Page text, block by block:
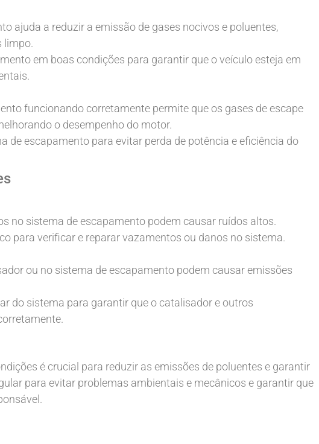
ajuda a reduzir a emissão de gases nocivos e poluentes,
limpo.
em boas condições para garantir que o veículo esteja em
funcionando corretamente permite que os gases de escape
o desempenho do motor.
de escapamento para evitar perda de potência e eficiência do
no sistema de escapamento podem causar ruídos altos.
para verificar e reparar vazamentos ou danos no sistema.
ou no sistema de escapamento podem causar emissões
do sistema para garantir que o catalisador e outros
é crucial para reduzir as emissões de poluentes e garantir
para evitar problemas ambientais e mecânicos e garantir que